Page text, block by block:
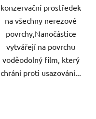
konzervační prostředek
na všechny nerezové
povrchy,Nanočástice
vytvářejí na povrchu
voděodolný film, který
chrání proti usazování...